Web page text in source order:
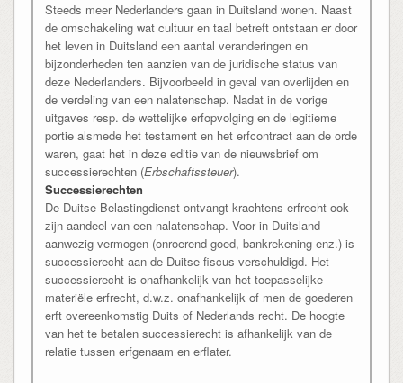
Steeds meer Nederlanders gaan in Duitsland wonen. Naast
de omschakeling wat cultuur en taal betreft ontstaan er door
het leven in Duitsland een aantal veranderingen en
bijzonderheden ten aanzien van de juridische status van
deze Nederlanders. Bijvoorbeeld in geval van overlijden en
de verdeling van een nalatenschap. Nadat in de vorige
uitgaves resp. de wettelijke erfopvolging en de legitieme
portie alsmede het testament en het erfcontract aan de orde
waren, gaat het in deze editie van de nieuwsbrief om
successierechten (Erbschaftssteuer).
Successierechten
De Duitse Belastingdienst ontvangt krachtens erfrecht ook
zijn aandeel van een nalatenschap. Voor in Duitsland
aanwezig vermogen (onroerend goed, bankrekening enz.) is
successierecht aan de Duitse fiscus verschuldigd. Het
successierecht is onafhankelijk van het toepasselijke
materiële erfrecht, d.w.z. onafhankelijk of men de goederen
erft overeenkomstig Duits of Nederlands recht. De hoogte
van het te betalen successierecht is afhankelijk van de
relatie tussen erfgenaam en erflater.